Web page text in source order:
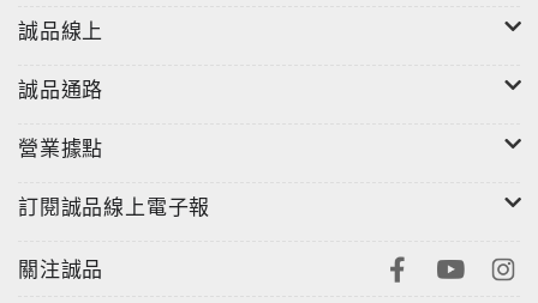
在家中就能實行的方法，例如：「呼吸訓練法」
● 不再害怕在眾人面前說出自己意見
【開發孩子才能的30種訓練】
1 閉上眼睛觸摸物體（觸覺）速見P.32
2 播報遊戲（味覺）速見P.34
3 嘗試表達氣味（嗅覺）速見P.35
誠品線上
誠品通路
營業據點
訂閱誠品線上電子報
關注誠品